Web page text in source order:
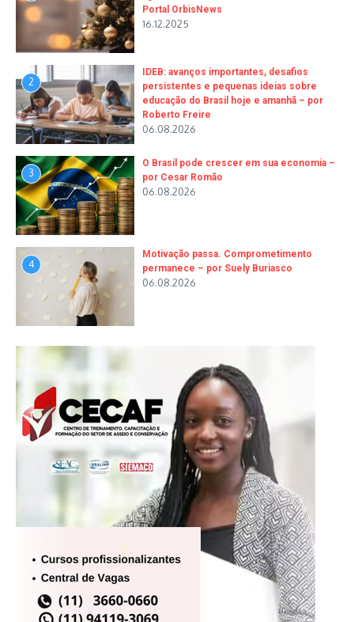
Portal OrbisNews
16.12.2025
2
IDEB: avanços importantes, desafios
persistentes e pequenas ideias sobre
educação do Brasil hoje e amanhã – por
Roberto Freire
06.08.2026
3
O Brasil pode crescer em sua economia –
por Cesar Romão
06.08.2026
4
Motivação passa. Comprometimento
permanece – por Suely Buriasco
06.08.2026